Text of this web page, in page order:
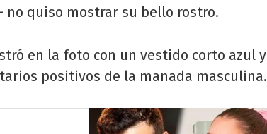
no quiso mostrar su bello rostro.
en la foto con un vestido corto azul y
positivos de la manada masculina.